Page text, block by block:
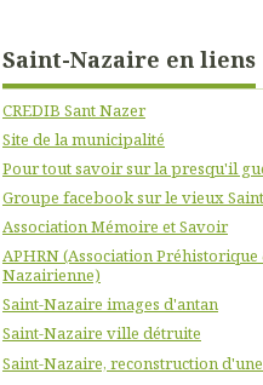
Saint-Nazaire en liens
CREDIB Sant Nazer
Site de la municipalité
Pour tout savoir sur la presqu'il
Groupe facebook sur le vieux
Association Mémoire et Savoir
APHRN (Association
Nazairienne)
Saint-Nazaire images d'antan
Saint-Nazaire ville détruite
Saint-Nazaire, reconstruction